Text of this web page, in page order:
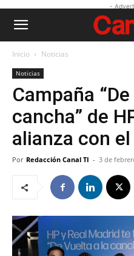
-
Inicio Noticias
Noticias
Campaña
cancha” de
alianza con
Por Redacción Canal TI - 3 de